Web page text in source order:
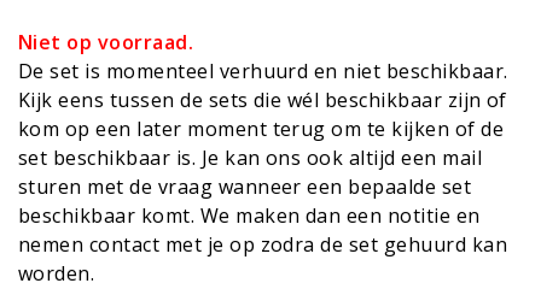
Niet op voorraad.
De set is momenteel verhuurd en niet beschikbaar.
Kijk eens tussen de sets die wél beschikbaar zijn of
kom op een later moment terug om te kijken of de
set beschikbaar is. Je kan ons ook altijd een mail
sturen met de vraag wanneer een bepaalde set
beschikbaar komt. We maken dan een notitie en
nemen contact met je op zodra de set gehuurd kan
worden.